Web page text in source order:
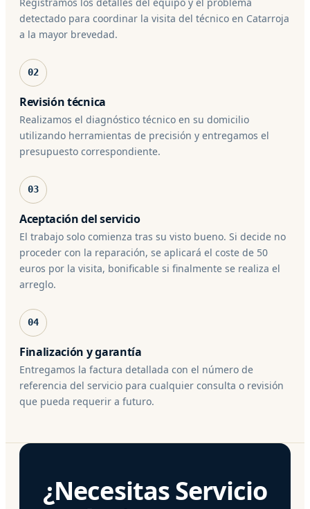
detectado para coordinar la visita del técnico en Catarroja
a la mayor brevedad.
02
Revisión técnica
Realizamos el diagnóstico técnico en su domicilio
utilizando herramientas de precisión y entregamos el
presupuesto correspondiente.
03
Aceptación del servicio
El trabajo solo comienza tras su visto bueno. Si decide no
proceder con la reparación, se aplicará el coste de 50
euros por la visita, bonificable si finalmente se realiza el
arreglo.
04
Finalización y garantía
Entregamos la factura detallada con el número de
referencia del servicio para cualquier consulta o revisión
que pueda requerir a futuro.
¿Necesitas Servicio